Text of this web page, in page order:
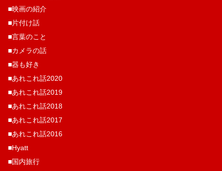
■映画の紹介
■片付け話
■言葉のこと
■カメラの話
■器も好き
■あれこれ話2020
■あれこれ話2019
■あれこれ話2018
■あれこれ話2017
■あれこれ話2016
■Hyatt
■国内旅行